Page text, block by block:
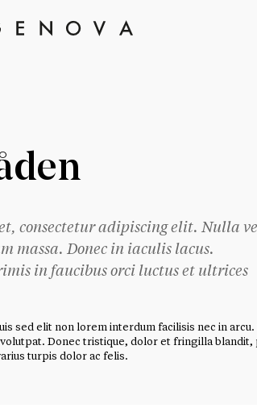
consectetur adipiscing elit. Nulla
massa. Donec in iaculis lacus.
in faucibus orci luctus et ultrices
sed elit non lorem interdum facilisis nec in arcu.
Donec tristique, dolor et fringilla blandit,
turpis dolor ac felis.